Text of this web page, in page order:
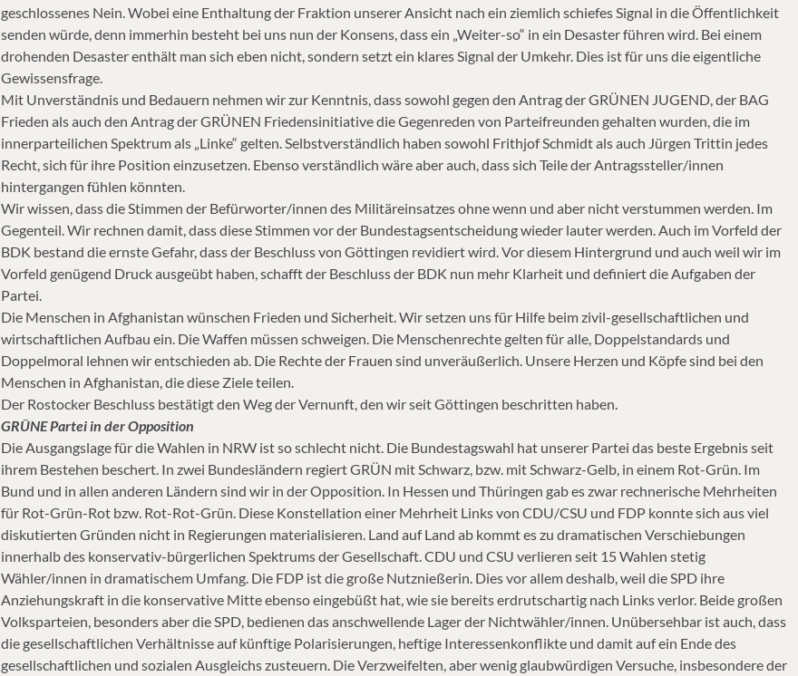
geschlossenes Nein. Wobei eine Enthaltung der Fraktion unserer Ansicht nach ein ziemlich schiefes Signal in die Öffentlichkeit
senden würde, denn immerhin besteht bei uns nun der Konsens, dass ein „Weiter-so“ in ein Desaster führen wird. Bei einem
drohenden Desaster enthält man sich eben nicht, sondern setzt ein klares Signal der Umkehr. Dies ist für uns die eigentliche
Gewissensfrage.
Mit Unverständnis und Bedauern nehmen wir zur Kenntnis, dass sowohl gegen den Antrag der GRÜNEN JUGEND, der BAG
Frieden als auch den Antrag der GRÜNEN Friedensinitiative die Gegenreden von Parteifreunden gehalten wurden, die im
innerparteilichen Spektrum als „Linke“ gelten. Selbstverständlich haben sowohl Frithjof Schmidt als auch Jürgen Trittin jedes
Recht, sich für ihre Position einzusetzen. Ebenso verständlich wäre aber auch, dass sich Teile der Antragssteller/innen
hintergangen fühlen könnten.
Wir wissen, dass die Stimmen der Befürworter/innen des Militäreinsatzes ohne wenn und aber nicht verstummen werden. Im
Gegenteil. Wir rechnen damit, dass diese Stimmen vor der Bundestagsentscheidung wieder lauter werden. Auch im Vorfeld der
BDK bestand die ernste Gefahr, dass der Beschluss von Göttingen revidiert wird. Vor diesem Hintergrund und auch weil wir im
Vorfeld genügend Druck ausgeübt haben, schafft der Beschluss der BDK nun mehr Klarheit und definiert die Aufgaben der
Partei.
Die Menschen in Afghanistan wünschen Frieden und Sicherheit. Wir setzen uns für Hilfe beim zivil-gesellschaftlichen und
wirtschaftlichen Aufbau ein. Die Waffen müssen schweigen. Die Menschenrechte gelten für alle, Doppelstandards und
Doppelmoral lehnen wir entschieden ab. Die Rechte der Frauen sind unveräußerlich. Unsere Herzen und Köpfe sind bei den
Menschen in Afghanistan, die diese Ziele teilen.
Der Rostocker Beschluss bestätigt den Weg der Vernunft, den wir seit Göttingen beschritten haben.
GRÜNE Partei in der Opposition
Die Ausgangslage für die Wahlen in NRW ist so schlecht nicht. Die Bundestagswahl hat unserer Partei das beste Ergebnis seit
ihrem Bestehen beschert. In zwei Bundesländern regiert GRÜN mit Schwarz, bzw. mit Schwarz-Gelb, in einem Rot-Grün. Im
Bund und in allen anderen Ländern sind wir in der Opposition. In Hessen und Thüringen gab es zwar rechnerische Mehrheiten
für Rot-Grün-Rot bzw. Rot-Rot-Grün. Diese Konstellation einer Mehrheit Links von CDU/CSU und FDP konnte sich aus viel
diskutierten Gründen nicht in Regierungen materialisieren. Land auf Land ab kommt es zu dramatischen Verschiebungen
innerhalb des konservativ-bürgerlichen Spektrums der Gesellschaft. CDU und CSU verlieren seit 15 Wahlen stetig
Wähler/innen in dramatischem Umfang. Die FDP ist die große Nutznießerin. Dies vor allem deshalb, weil die SPD ihre
Anziehungskraft in die konservative Mitte ebenso eingebüßt hat, wie sie bereits erdrutschartig nach Links verlor. Beide großen
Volksparteien, besonders aber die SPD, bedienen das anschwellende Lager der Nichtwähler/innen. Unübersehbar ist auch, dass
die gesellschaftlichen Verhältnisse auf künftige Polarisierungen, heftige Interessenkonflikte und damit auf ein Ende des
gesellschaftlichen und sozialen Ausgleichs zusteuern. Die Verzweifelten, aber wenig glaubwürdigen Versuche, insbesondere der